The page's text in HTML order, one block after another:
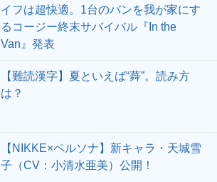
イフは超快適。1台のバンを我が家にす
るコージー終末サバイバル『In the
Van』発表
【難読漢字】夏といえば“蕣”。読み方
は？
【NIKKE×ペルソナ】新キャラ・天城雪
子（CV：小清水亜美）公開！